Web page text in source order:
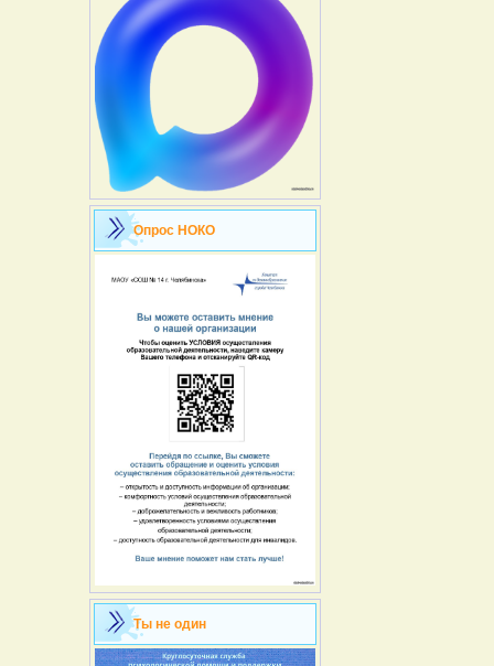
Опрос НОКО
Ты не один